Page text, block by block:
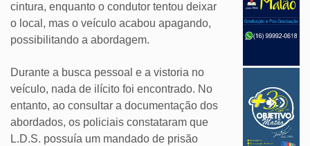
cintura, enquanto o condutor tentou deixar
o local, mas o veículo acabou apagando,
possibilitando a abordagem.
Durante a busca pessoal e a vistoria no
veículo, nada de ilícito foi encontrado. No
entanto, ao consultar a documentação dos
abordados, os policiais constataram que
L.D.S. possuía um mandado de prisão